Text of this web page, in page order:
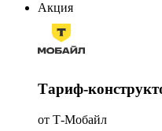
Акция
Тариф-
от Т-Мобайл